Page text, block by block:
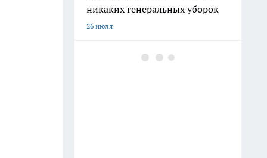
никаких генеральных уборок
26 июля
Почему сил нет даже после